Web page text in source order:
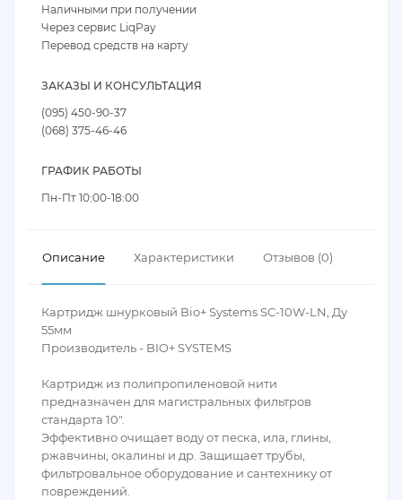
Наличными при получении
Через сервис LiqPay
Перевод средств на карту
ЗАКАЗЫ И КОНСУЛЬТАЦИЯ
(095) 450-90-37
(068) 375-46-46
ГРАФИК РАБОТЫ
Пн-Пт 10:00-18:00
Описание Характеристики Отзывов (0)
Картридж шнурковый Bio+ Systems SC-10W-LN, Ду
55мм
Производитель - BIO+ SYSTEMS
Картридж из полипропиленовой нити
предназначен для магистральных фильтров
стандарта 10".
Эффективно очищает воду от песка, ила, глины,
ржавчины, окалины и др. Защищает трубы,
фильтровальное оборудование и сантехнику от
повреждений.